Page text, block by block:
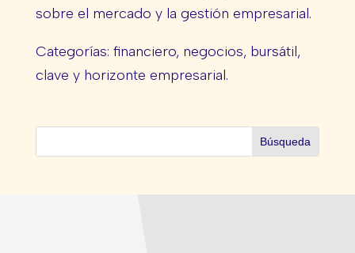
sobre el mercado y la gestión empresarial.
Categorías: financiero, negocios, bursátil,
clave y horizonte empresarial.